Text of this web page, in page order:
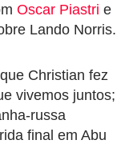
Oscar Piastri e
Lando Norris.
Christian fez
vivemos juntos;
russa
final em Abu